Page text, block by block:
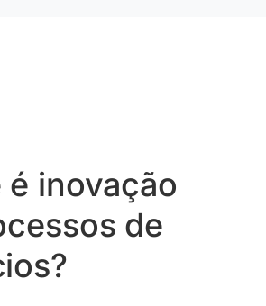
é inovação
de